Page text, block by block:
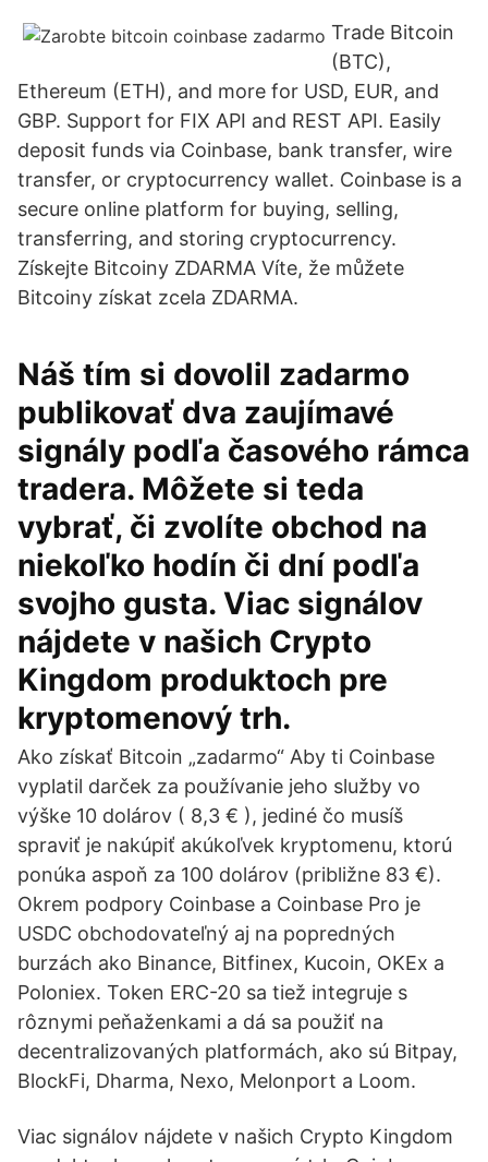
Trade Bitcoin
(BTC),
Ethereum (ETH), and more for USD, EUR, and
GBP. Support for FIX API and REST API. Easily
deposit funds via Coinbase, bank transfer, wire
transfer, or cryptocurrency wallet. Coinbase is a
secure online platform for buying, selling,
transferring, and storing cryptocurrency.
Získejte Bitcoiny ZDARMA Víte, že můžete
Bitcoiny získat zcela ZDARMA.
Náš tím si dovolil zadarmo
publikovať dva zaujímavé
signály podľa časového rámca
tradera. Môžete si teda
vybrať, či zvolíte obchod na
niekoľko hodín či dní podľa
svojho gusta. Viac signálov
nájdete v našich Crypto
Kingdom produktoch pre
kryptomenový trh.
Ako získať Bitcoin „zadarmo“ Aby ti Coinbase
vyplatil darček za používanie jeho služby vo
výške 10 dolárov ( 8,3 € ), jediné čo musíš
spraviť je nakúpiť akúkoľvek kryptomenu, ktorú
ponúka aspoň za 100 dolárov (približne 83 €).
Okrem podpory Coinbase a Coinbase Pro je
USDC obchodovateľný aj na popredných
burzách ako Binance, Bitfinex, Kucoin, OKEx a
Poloniex. Token ERC-20 sa tiež integruje s
rôznymi peňaženkami a dá sa použiť na
decentralizovaných platformách, ako sú Bitpay,
BlockFi, Dharma, Nexo, Melonport a Loom.
Viac signálov nájdete v našich Crypto Kingdom